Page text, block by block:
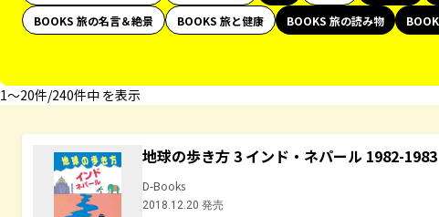
BOOKS 旅の名言＆絶景
BOOKS 旅と健康 BOOKS 旅の読み物
1〜20件/240件中 を表示
地球の歩き方 3 インド・ネパール 1982-1983
D-Books
2018.12.20 発売